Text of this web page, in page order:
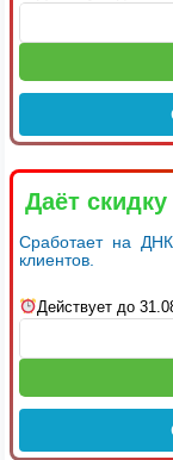
Даёт
Сработает на
клиентов.
Действует до